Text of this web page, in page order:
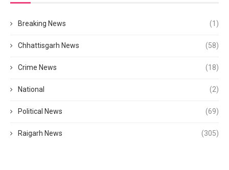
Breaking News (1)
Chhattisgarh News (58)
Crime News (18)
National (2)
Political News (69)
Raigarh News (305)